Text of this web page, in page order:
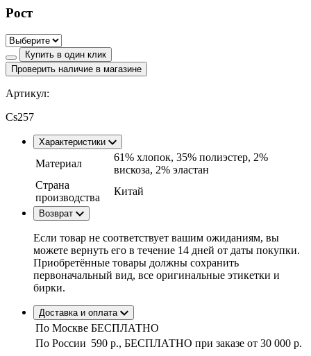
Рост
Купить в один клик
Проверить наличие в магазине
Артикул:
Cs257
Характеристики
Материал
61% хлопок, 35% полиэстер, 2%
вискоза, 2% эластан
Страна
производства
Китай
Возврат
Если товар не соответствует вашим ожиданиям, вы
можете вернуть его в течение 14 дней от даты покупки.
Приобретённые товары должны сохранить
первоначальный вид, все оригинальные этикетки и
бирки.
Доставка и оплата
По Москве БЕСПЛАТНО
По России 590 р., БЕСПЛАТНО при заказе от 30 000 р.